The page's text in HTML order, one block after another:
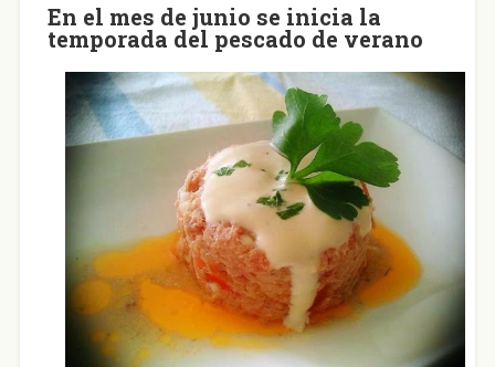
En el mes de junio se inicia la
temporada del pescado de verano